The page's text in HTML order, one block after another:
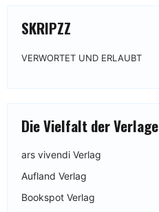
SKRIPZZ
VERWORTET UND ERLAUBT
Die Vielfalt der Verlage
ars vivendi Verlag
Aufland Verlag
Bookspot Verlag